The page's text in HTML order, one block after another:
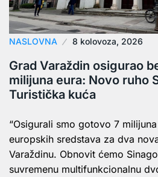
NASLOVNA 8 kolovoza, 2026
Grad Varaždin osigurao
milijuna eura: Novo ruho
Turistička kuća
“Osigurali smo gotovo 7
europskih sredstava za dva
Varaždinu. Obnovit ćemo
suvremenu multifunkcionalnu